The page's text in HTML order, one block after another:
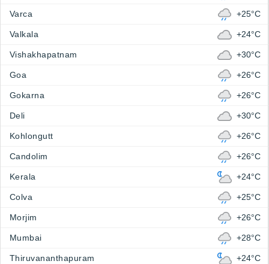
Varca +25°C
Valkala +24°C
Vishakhapatnam +30°C
Goa +26°C
Gokarna +26°C
Deli +30°C
Kohlongutt +26°C
Candolim +26°C
Kerala +24°C
Colva +25°C
Morjim +26°C
Mumbai +28°C
Thiruvananthapuram +24°C